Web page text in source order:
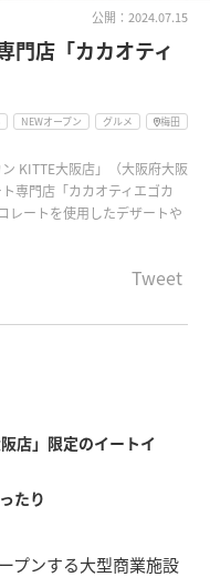
公開：2024.07.15
門店「カカオティ
NEWオープン グルメ 梅田
KITTE大阪店」（大阪府大阪
専門店「カカオティエゴカ
レートを使用したデザートや
Tweet
店」限定のイートイ
たり
プンする大型商業施設